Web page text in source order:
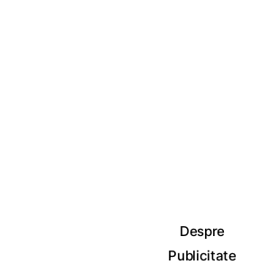
Despre
Publicitate